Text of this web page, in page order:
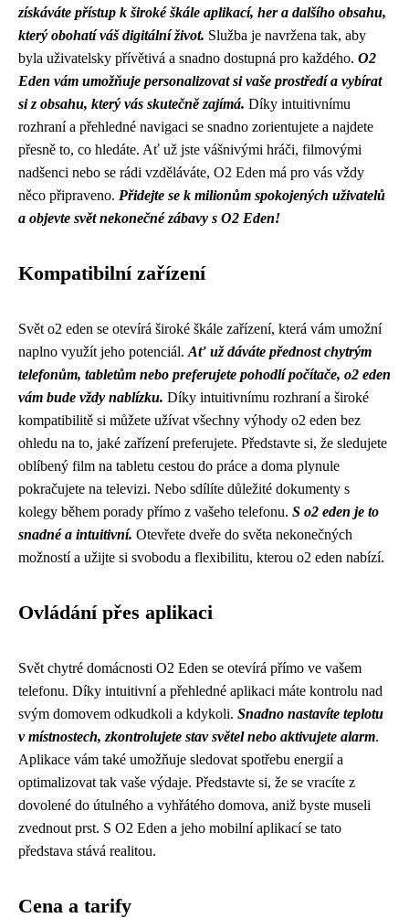
získáváte přístup k široké škále aplikací, her a dalšího obsahu,
který obohatí váš digitální život. Služba je navržena tak, aby
byla uživatelsky přívětivá a snadno dostupná pro každého. O2
Eden vám umožňuje personalizovat si vaše prostředí a vybírat
si z obsahu, který vás skutečně zajímá. Díky intuitivnímu
rozhraní a přehledné navigaci se snadno zorientujete a najdete
přesně to, co hledáte. Ať už jste vášnivými hráči, filmovými
nadšenci nebo se rádi vzděláváte, O2 Eden má pro vás vždy
něco připraveno. Přidejte se k milionům spokojených uživatelů
a objevte svět nekonečné zábavy s O2 Eden!
Kompatibilní zařízení
Svět o2 eden se otevírá široké škále zařízení, která vám umožní
naplno využít jeho potenciál. Ať už dáváte přednost chytrým
telefonům, tabletům nebo preferujete pohodlí počítače, o2 eden
vám bude vždy nablízku. Díky intuitivnímu rozhraní a široké
kompatibilitě si můžete užívat všechny výhody o2 eden bez
ohledu na to, jaké zařízení preferujete. Představte si, že sledujete
oblíbený film na tabletu cestou do práce a doma plynule
pokračujete na televizi. Nebo sdílíte důležité dokumenty s
kolegy během porady přímo z vašeho telefonu. S o2 eden je to
snadné a intuitivní. Otevřete dveře do světa nekonečných
možností a užijte si svobodu a flexibilitu, kterou o2 eden nabízí.
Ovládání přes aplikaci
Svět chytré domácnosti O2 Eden se otevírá přímo ve vašem
telefonu. Díky intuitivní a přehledné aplikaci máte kontrolu nad
svým domovem odkudkoli a kdykoli. Snadno nastavíte teplotu
v místnostech, zkontrolujete stav světel nebo aktivujete alarm.
Aplikace vám také umožňuje sledovat spotřebu energií a
optimalizovat tak vaše výdaje. Představte si, že se vracíte z
dovolené do útulného a vyhřátého domova, aniž byste museli
zvednout prst. S O2 Eden a jeho mobilní aplikací se tato
představa stává realitou.
Cena a tarify